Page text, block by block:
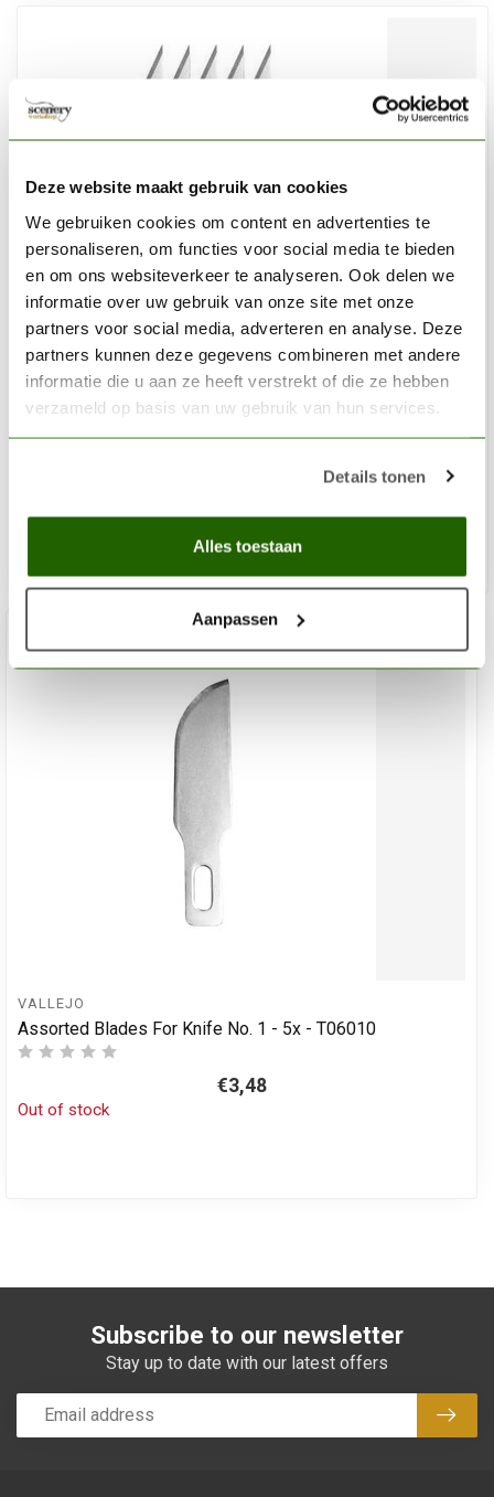
Deze website maakt gebruik van cookies
We gebruiken cookies om content en advertenties te
personaliseren, om functies voor social media te bieden
en om ons websiteverkeer te analyseren. Ook delen we
informatie over uw gebruik van onze site met onze
partners voor social media, adverteren en analyse. Deze
partners kunnen deze gegevens combineren met andere
informatie die u aan ze heeft verstrekt of die ze hebben
verzameld op basis van uw gebruik van hun services.
Details tonen
Alles toestaan
Aanpassen
MODEL CRAFT
Fine Point Blades (#11) - 15x - PKN1711/3
VALLEJO
Assorted Blades For Knife No. 1 - 5x - T06010
€3,48
Out of stock
Subscribe to our newsletter
Stay up to date with our latest offers